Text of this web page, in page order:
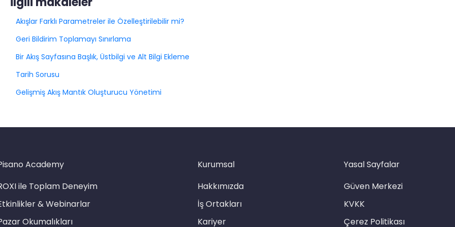
Akışlar Farklı Parametreler ile Özelleştirilebilir mi?
Geri Bildirim Toplamayı Sınırlama
Bir Akış Sayfasına Başlık, Üstbilgi ve Alt Bilgi Ekleme
Tarih Sorusu
Gelişmiş Akış Mantık Oluşturucu Yönetimi
Academy
ile Toplam Deneyim
& Webinarlar
Okumalıkları
Kurumsal
Hakkımızda
İş Ortakları
Kariyer
Yasal Sayfalar
Güven Merkezi
KVKK
Çerez Politikası